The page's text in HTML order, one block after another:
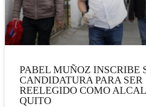
PABEL MUÑOZ INSCRIBE
CANDIDATURA PARA SER
REELEGIDO COMO
QUITO